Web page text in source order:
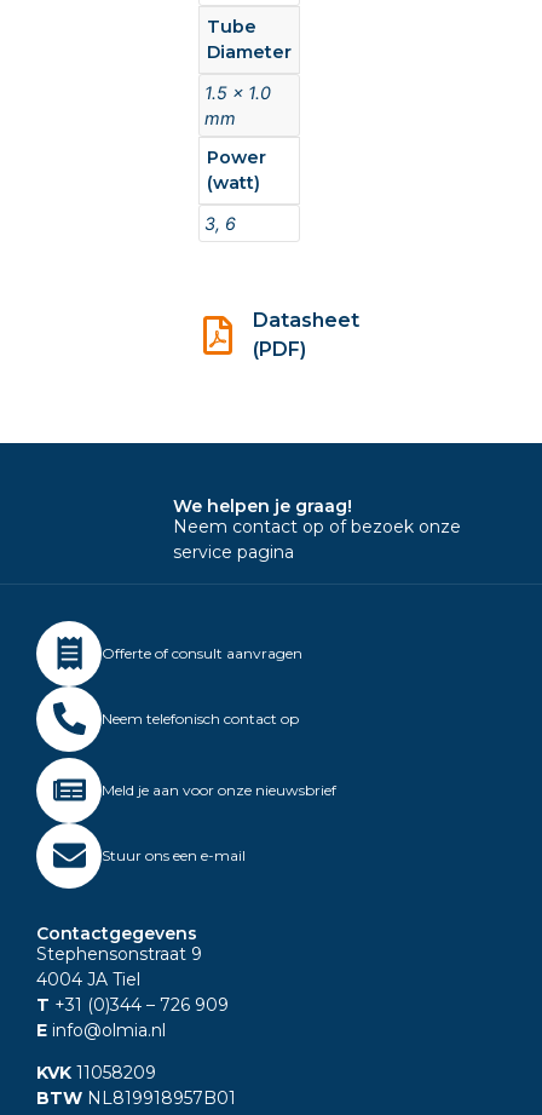
Tube
Diameter
1.5 x 1.0
mm
Power
(watt)
3, 6
Datasheet
(PDF)
We helpen je graag!
Neem contact op of bezoek onze
service pagina
Offerte of consult aanvragen
Neem telefonisch contact op
Meld je aan voor onze nieuwsbrief
Stuur ons een e-mail
Contactgegevens
Stephensonstraat 9
4004 JA Tiel
T +31 (0)344 – 726 909
E info@olmia.nl
KVK 11058209
BTW NL819918957B01